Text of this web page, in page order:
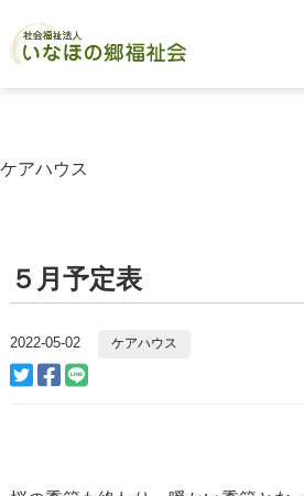
ケアハウス
５月予定表
2022-05-02 ケアハウス